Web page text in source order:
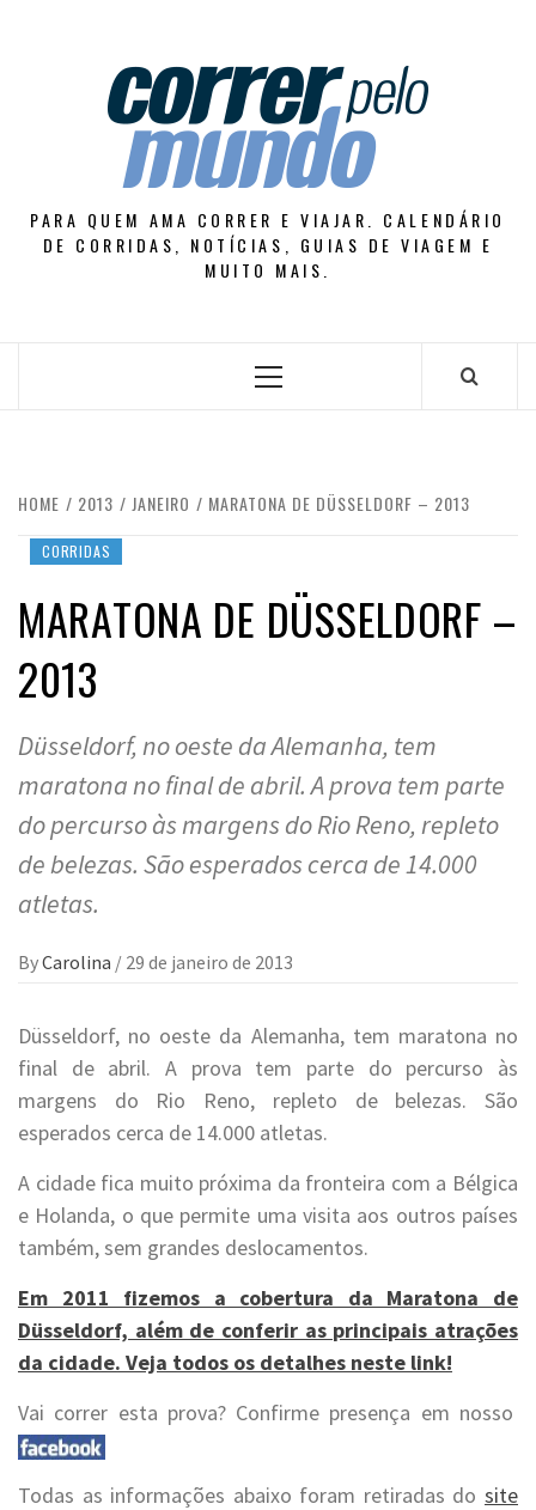
PARA QUEM AMA CORRER E VIAJAR. CALENDÁRIO
DE CORRIDAS, NOTÍCIAS, GUIAS DE VIAGEM E
MUITO MAIS.
Primary
HOME 2013 JANEIRO MARATONA DE DÜSSELDORF – 2013
CORRIDAS
MARATONA DE DÜSSELDORF –
2013
Düsseldorf, no oeste da Alemanha, tem
maratona no final de abril. A prova tem parte
do percurso às margens do Rio Reno, repleto
de belezas. São esperados cerca de 14.000
atletas.
ByCarolina / 29 de janeiro de 2013
Düsseldorf, no oeste da Alemanha, tem maratona no
final de abril. A prova tem parte do percurso às
margens do Rio Reno, repleto de belezas. São
esperados cerca de 14.000 atletas.
A cidade fica muito próxima da fronteira com a Bélgica
e Holanda, o que permite uma visita aos outros países
também, sem grandes deslocamentos.
Em 2011 fizemos a cobertura da Maratona de
Düsseldorf, além de conferir as principais atrações
da cidade. Veja todos os detalhes neste link!
Vai correr esta prova? Confirme presença em nosso
Todas as informações abaixo foram retiradas do site